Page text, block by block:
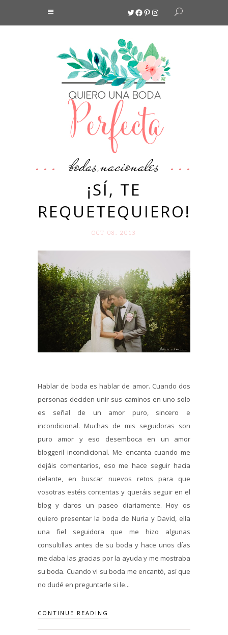
Twitter
Facebook
Pinterest
Instagram
bodas,nacionales
¡SÍ, TE
REQUETEQUIERO!
OCT 08. 2013
Hablar de boda es hablar de amor. Cuando dos
personas deciden unir sus caminos en uno solo
es señal de un amor puro, sincero e
incondicional. Muchas de mis seguidoras son
puro amor y eso desemboca en un amor
bloggeril incondicional. Me encanta cuando me
dejáis comentarios, eso me hace seguir hacia
delante, en buscar nuevos retos para que
vosotras estéis contentas y queráis seguir en el
blog y daros un paseo diariamente. Hoy os
quiero presentar la boda de Nuria y David, ella
una fiel seguidora que me hizo algunas
consultillas antes de su boda y hace unos días
me daba las gracias por la ayuda y me mostraba
su boda. Cuando vi su boda me encantó, así que
no dudé en preguntarle si le...
CONTINUE READING